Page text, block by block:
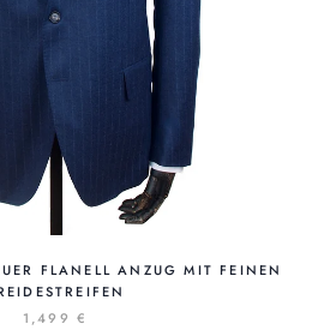
FLANELL ANZUG MIT FEINEN
1,499 €